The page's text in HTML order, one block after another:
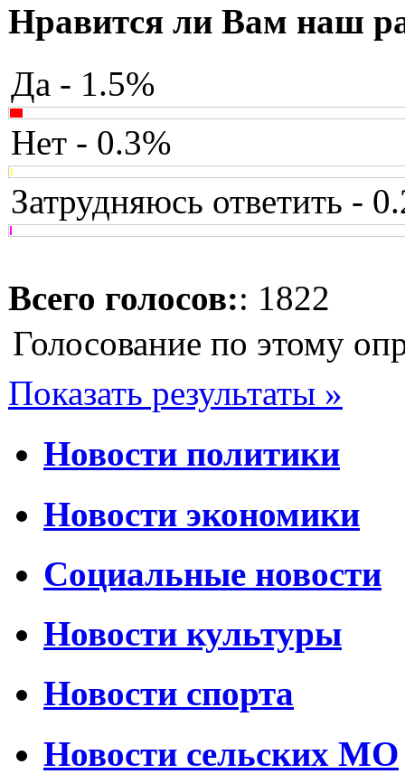
Нравится ли Вам наш
Да - 1.5%
Нет - 0.3%
Затрудняюсь ответить -
Всего голосов:: 1822
Голосование по этому
Показать результаты »
Новости политики
Новости экономики
Социальные новости
Новости культуры
Новости спорта
Новости сельских МО